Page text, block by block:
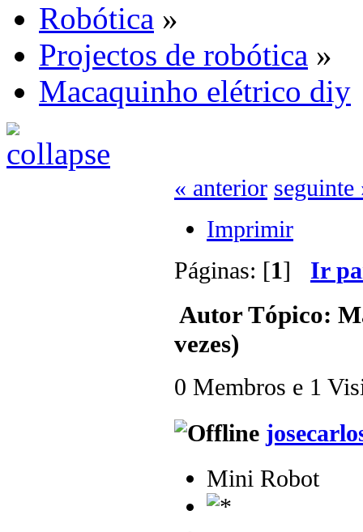
Robótica »
Projectos de robótica »
Macaquinho elétrico diy
« anterior seguinte
Imprimir
Páginas: [1] Ir
AutorTópico:
vezes)
0 Membros e 1
Mini Robot